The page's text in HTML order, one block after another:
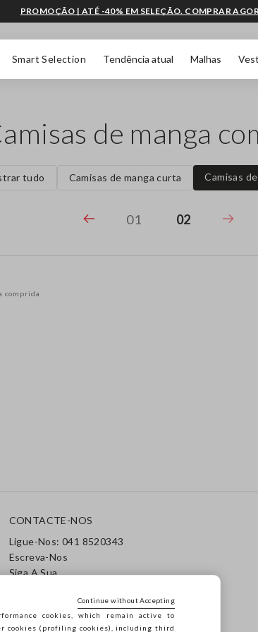
Smart Selection Tendência atual Malhas
PROMOÇÃO | ATÉ -40% EM SELEÇÃO. COMPRAR
de manga
tudo Camisas de manga curta Camisas
01 02
comprida
CONTACTE-NOS
Ligue-Nos: 041 8520343
Escreva-Nos
Siga A Sua
cookies, which remain active to
cookies (profiling cookies), including third
Continue without Accepting